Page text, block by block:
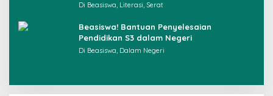
Di Beasiswa, Literasi, Serat
Beasiswa! Bantuan Penyelesaian
Pendidikan S3 dalam Negeri
Di Beasiswa, Dalam Negeri